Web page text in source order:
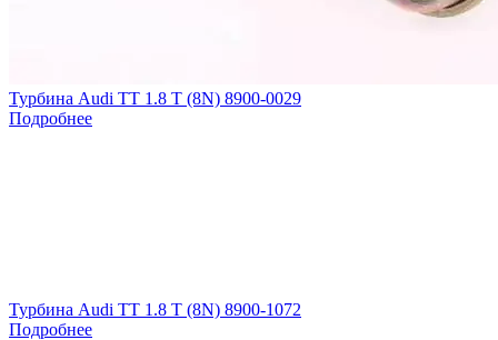
Турбина Audi TT 1.8 T (8N) 8900-0029
Подробнее
Турбина Audi TT 1.8 T (8N) 8900-1072
Подробнее